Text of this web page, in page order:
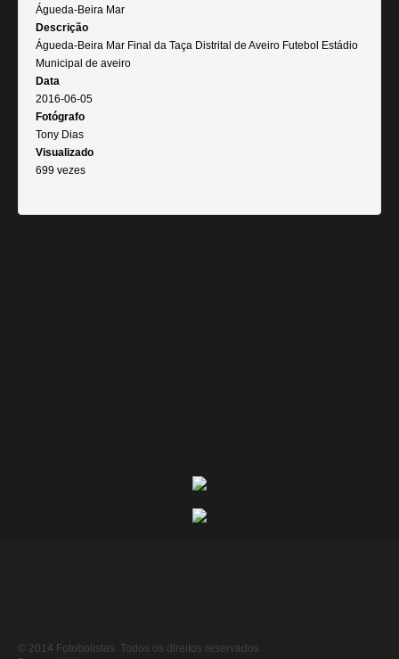
Águeda-Beira Mar
Descrição
Águeda-Beira Mar Final da Taça Distrital de Aveiro Futebol Estádio
Municipal de aveiro
Data
2016-06-05
Fotógrafo
Tony Dias
Visualizado
699 vezes
© 2014 Fotobolistas. Todos os direitos reservados.